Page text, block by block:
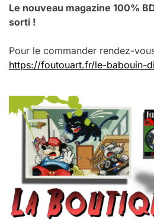
Le nouveau magazine 100%
sorti !
Pour le commander rendez-
https://foutouart.fr/le-babouin-